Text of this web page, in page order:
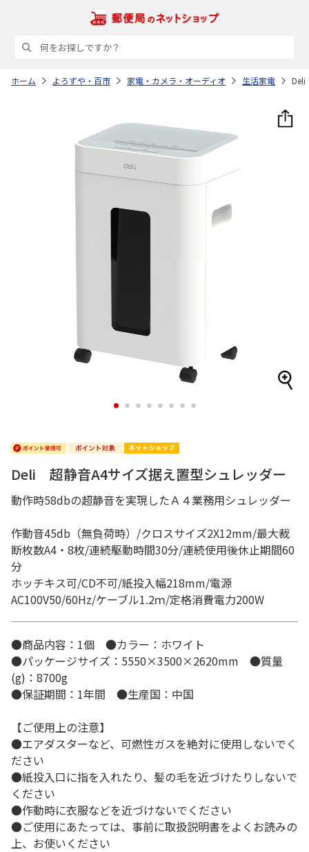
ホーム よろずや・百市 家電・カメラ・オーディオ 生活家電 Deli
1 2 3 4 5 6 7 8
Deli 超静音A4サイズ据え置型シュレッダー
動作時58dbの超静音を実現したＡ４業務用シュレッダー
作動音45db（無負荷時）/クロスサイズ2X12mm/最大裁
断枚数A4・8枚/連続駆動時間30分/連続使用後休止期間60
分
ホッチキス可/CD不可/紙投入幅218mm/電源
AC100V50/60Hz/ケーブル1.2ｍ/定格消費電力200W
●商品内容：1個 ●カラー：ホワイト
●パッケージサイズ：5550×3500×2620mm ●質量
(g)：8700g
●保証期間：1年間 ●生産国：中国
【ご使用上の注意】
●エアダスターなど、可燃性ガスを絶対に使用しないでく
ださい
●紙投入口に指を入れたり、髪の毛を近づけたりしないで
ください
●作動時に衣服などを近づけないでください
●ご使用にあたっては、事前に取扱説明書をよくお読みの
上、お使いください